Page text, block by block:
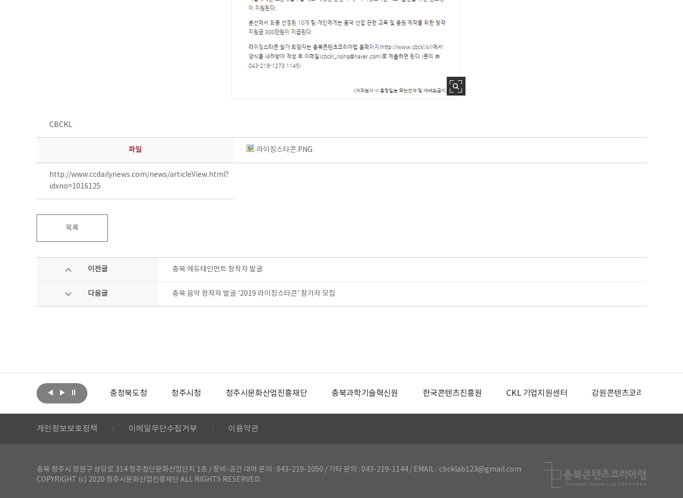
CBCKL
파일 라이징스타콘.PNG
http://www.ccdailynews.com/news/articleView.html?
idxno=1016125
목록
이전글 충북 에듀테인먼트 창작자 발굴
다음글 충북 음악 창작자 발굴 '2019 라이징스타콘' 참가자 모집
문화체육관광부 충청북도청 청주시청 청주시문화산업진흥재단 충북과학기술혁신원 한국콘텐츠진흥원 CKL 기업지원센터 강원콘텐츠코리아랩
개인정보보호정책 이메일무단수집거부 이용약관
충북 청주시 청원구 상당로 314 청주첨단문화산업단지 1층 / 장비-공간 대여 문의 : 043-219-1050 / 기타 문의 : 043-219-1144 / EMAIL : cbcklab123@gmail.com
COPYRIGHT (c) 2020 청주시문화산업진흥재단 ALL RIGHTS RESERVED.